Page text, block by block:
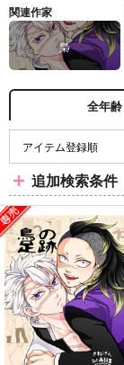
関連作家
梟
全年齢
追加検索条件